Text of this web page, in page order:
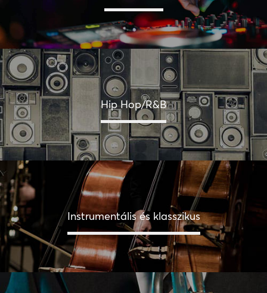
Hip Hop/R&B
Instrumentális és klasszikus